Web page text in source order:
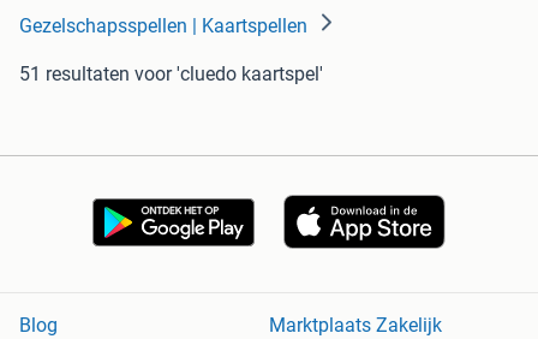
Gezelschapsspellen | Kaartspellen
51 resultaten voor 'cluedo kaartspel'
Blog
Marktplaats Zakelijk